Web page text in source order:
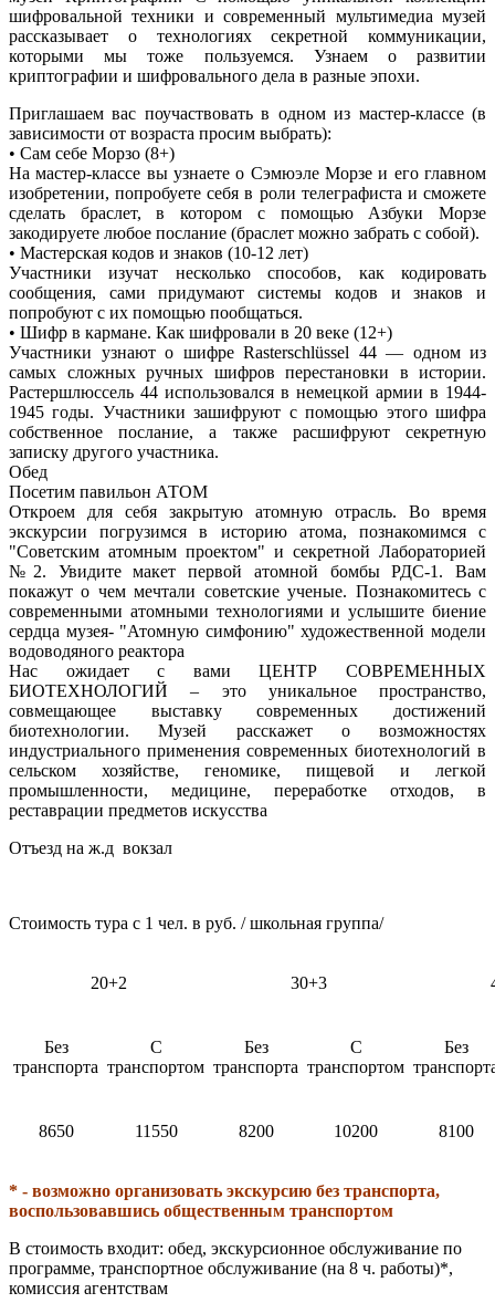
шифровальной техники и современный мультимедиа музей
рассказывает о технологиях секретной коммуникации,
которыми мы тоже пользуемся. Узнаем о развитии
криптографии и шифровального дела в разные эпохи.
Приглашаем вас поучаствовать в одном из мастер-классе(в
зависимости от возраста просим выбрать):
• Сам себе Морзо (8+)
На мастер-классе вы узнаете о Сэмюэле Морзе и его главном
изобретении, попробуете себя в роли телеграфиста и сможете
сделать браслет, в котором с помощью Азбуки Морзе
закодируете любое послание (браслет можно забрать с собой).
• Мастерская кодов и знаков (10-12 лет)
Участники изучат несколько способов, как кодировать
сообщения, сами придумают системы кодов и знаков и
попробуют с их помощью пообщаться.
• Шифр в кармане. Как шифровали в 20 веке (12+)
Участники узнают о шифре Rasterschlüssel 44 — одном из
самых сложных ручных шифров перестановки в истории.
Растершлюссель 44 использовался в немецкой армии в 1944-
1945 годы. Участники зашифруют с помощью этого шифра
собственное послание, а также расшифруют секретную
записку другого участника.
Обед
Посетим павильон АТОМ
Откроем для себя закрытую атомную отрасль. Во время
экскурсии погрузимся в историю атома, познакомимся с
"Советским атомным проектом" и секретной Лабораторией
№2. Увидите макет первой атомной бомбы РДС-1. Вам
покажут о чем мечтали советские ученые. Познакомитесь с
современными атомными технологиями и услышите биение
сердца музея- "Атомную симфонию" художественной модели
водоводяного реактора
Нас ожидает с вамиЦЕНТР СОВРЕМЕННЫХ
БИОТЕХНОЛОГИЙ – это уникальное пространство,
совмещающее выставку современных достижений
биотехнологии. Музей расскажет о возможностях
индустриального применения современных биотехнологий в
сельском хозяйстве, геномике, пищевой и легкой
промышленности, медицине, переработке отходов, в
реставрации предметов искусства
Отъезд на ж.д вокзал
Стоимость тура с 1 чел. в руб. / школьная группа/
20+2 30+3
Без
транспорта
С
транспортом
Без
транспорта
С
транспортом
Без
8650 11550 8200 10200 8100
* - возможно организовать экскурсию без транспорта,
воспользовавшись общественным транспортом
В стоимость входит: обед, экскурсионное обслуживание по
программе, транспортное обслуживание (на 8 ч. работы)*,
комиссия агентствам